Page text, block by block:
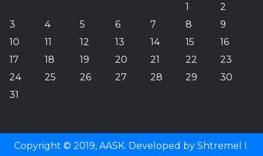
1
2
3
4 5 6 7 8
9
10
11 12 13 14 15
16
17
18 19 20 21 22
23
24
25 26 27 28 29
30
31
Copyright © 2019, AASK. Developed by Shtremel I.